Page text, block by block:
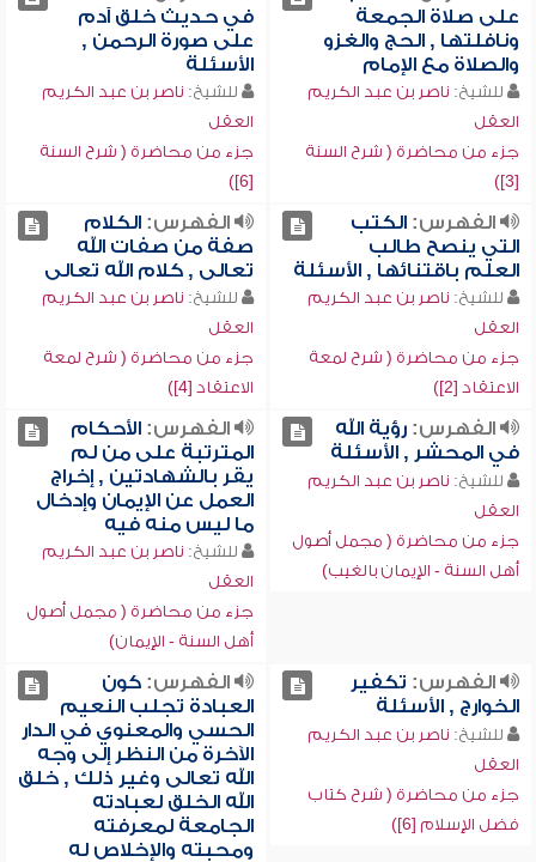
على صلاة الجمعة
ونافلتها , الحج والغزو
والصلاة مع الإمام
للشيخ: ناصر بن عبد الكريم
العقل
جزء من محاضرة ( شرح السنة
[3])
في حديث خلق آدم
على صورة الرحمن ,
الأسئلة
للشيخ: ناصر بن عبد الكريم
العقل
جزء من محاضرة ( شرح السنة
[6])
الفهرس:الكتب
التي ينصح طالب
العلم باقتنائها , الأسئلة
للشيخ: ناصر بن عبد الكريم
العقل
جزء من محاضرة ( شرح لمعة
الاعتقاد [2])
الفهرس:الكلام
صفة من صفات الله
تعالى , كلام الله تعالى
للشيخ: ناصر بن عبد الكريم
العقل
جزء من محاضرة ( شرح لمعة
الاعتقاد [4])
الفهرس:رؤية الله
في المحشر , الأسئلة
للشيخ: ناصر بن عبد الكريم
العقل
جزء من محاضرة ( مجمل أصول
أهل السنة - الإيمان بالغيب)
الفهرس:الأحكام
المترتبة على من لم
يقر بالشهادتين , إخراج
العمل عن الإيمان وإدخال
ما ليس منه فيه
للشيخ: ناصر بن عبد الكريم
العقل
جزء من محاضرة ( مجمل أصول
أهل السنة - الإيمان)
الفهرس: تكفير
الخوارج , الأسئلة
للشيخ: ناصر بن عبد الكريم
العقل
جزء من محاضرة ( شرح كتاب
فضل الإسلام [6])
الفهرس:كون
العبادة تجلب النعيم
الحسي والمعنوي في الدار
الآخرة من النظر إلى وجه
الله تعالى وغير ذلك , خلق
الله الخلق لعبادته
الجامعة لمعرفته
ومحبته والإخلاص له